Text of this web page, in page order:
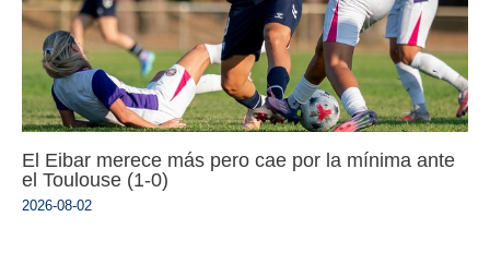
El Eibar merece más pero cae por la mínima ante
el Toulouse (1-0)
2026-08-02